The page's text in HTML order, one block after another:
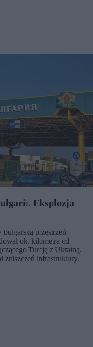
Eksplozja
przestrzeń
ok. kilometra od
Turcję z Ukrainą.
zniszczeń infrastruktury.